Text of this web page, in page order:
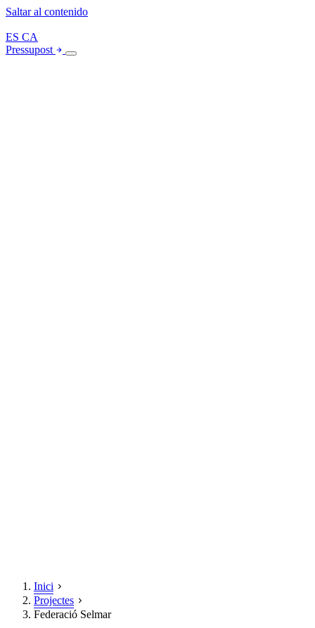
Saltar al contenido
ES CA
Pressupost
Inici
Projectes
Federació Selmar